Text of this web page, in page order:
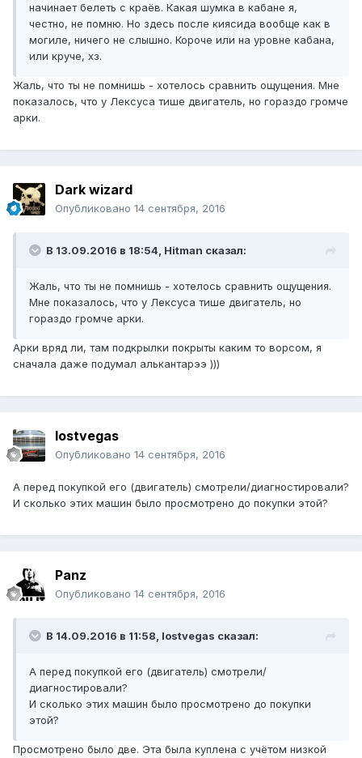
начинает белеть с краёв. Какая шумка в кабане я,
честно, не помню. Но здесь после киясида вообще как в
могиле, ничего не слышно. Короче или на уровне кабана,
или круче, хз.
Жаль, что ты не помнишь - хотелось сравнить ощущения. Мне
показалось, что у Лексуса тише двигатель, но гораздо громче
арки.
Dark wizard
Опубликовано 14 сентября, 2016
В 13.09.2016 в 18:54, Hitman сказал:
Жаль, что ты не помнишь - хотелось сравнить ощущения.
Мне показалось, что у Лексуса тише двигатель, но
гораздо громче арки.
Арки вряд ли, там подкрылки покрыты каким то ворсом, я
сначала даже подумал алькантарээ )))
lostvegas
Опубликовано 14 сентября, 2016
А перед покупкой его (двигатель) смотрели/диагностировали?
И сколько этих машин было просмотрено до покупки этой?
Panz
Опубликовано 14 сентября, 2016
В 14.09.2016 в 11:58, lostvegas сказал:
А перед покупкой его (двигатель) смотрели/
диагностировали?
И сколько этих машин было просмотрено до покупки
этой?
Просмотрено было две. Эта была куплена с учётом низкой